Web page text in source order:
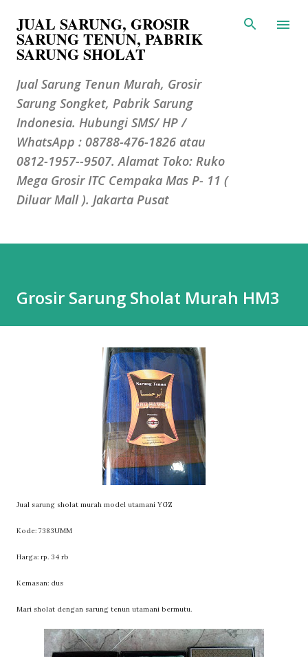
JUAL SARUNG, GROSIR
SARUNG TENUN, PABRIK
SARUNG SHOLAT
Jual Sarung Tenun Murah, Grosir
Sarung Songket, Pabrik Sarung
Indonesia. Hubungi SMS/ HP /
WhatsApp : 08788-476-1826 atau
0812-1957--9507. Alamat Toko: Ruko
Mega Grosir ITC Cempaka Mas P- 11 (
Diluar Mall ). Jakarta Pusat
Grosir Sarung Sholat Murah HM3
Jual sarung sholat murah model utamani YGZ
Kode: 7383UMM
Harga: rp. 34 rb
Kemasan: dus
Mari sholat dengan sarung tenun utamani bermutu.